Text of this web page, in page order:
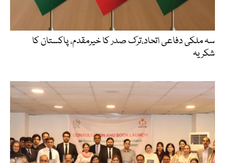
سہ ملکی دفاعی اتحاد،ترک صدر کا خیرمقدم، پاکستان کا
شکریہ